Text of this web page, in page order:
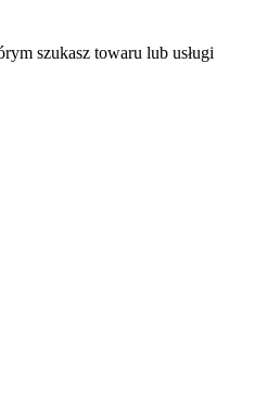
szukasz towaru lub usługi